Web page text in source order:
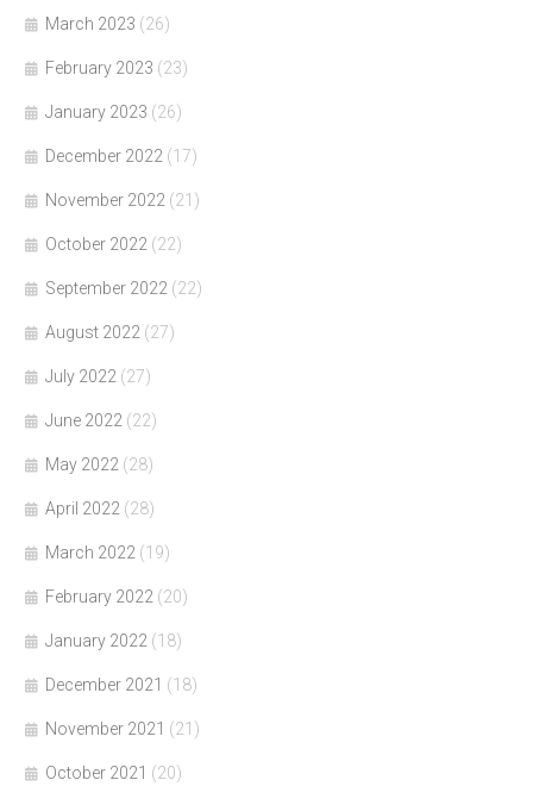
March 2023 (26)
February 2023 (23)
January 2023 (26)
December 2022 (17)
November 2022 (21)
October 2022 (22)
September 2022 (22)
August 2022 (27)
July 2022 (27)
June 2022 (22)
May 2022 (28)
April 2022 (28)
March 2022 (19)
February 2022 (20)
January 2022 (18)
December 2021 (18)
November 2021 (21)
October 2021 (20)